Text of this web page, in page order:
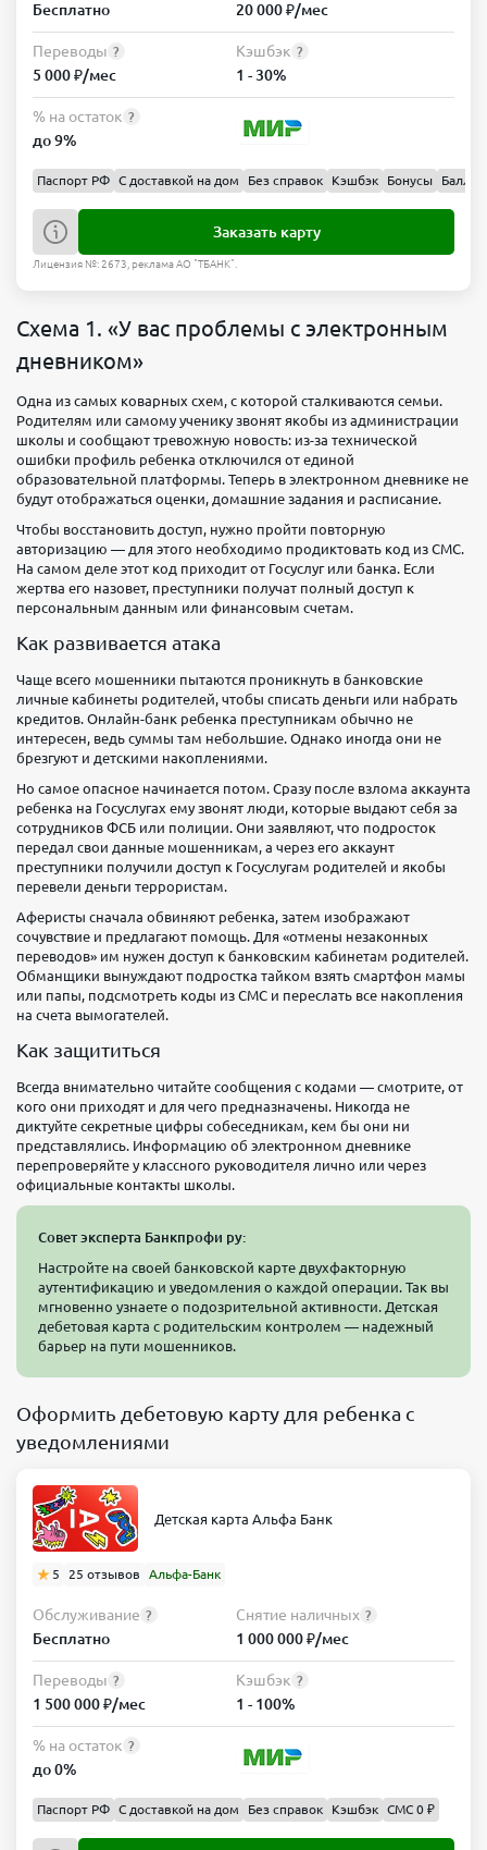
Бесплатно 20 000 ₽/мес
Переводы ?
5 000 ₽/мес
Кэшбэк ?
1 - 30%
% на остаток ?
до 9%
Паспорт РФ С доставкой на дом Без справок Кэшбэк Бонусы Баллы
Заказать карту
Лицензия №: 2673, реклама АО "ТБАНК".
Схема 1. «У вас проблемы с электронным
дневником»
Одна из самых коварных схем, с которой сталкиваются семьи.
Родителям или самому ученику звонят якобы из администрации
школы и сообщают тревожную новость: из-за технической
ошибки профиль ребенка отключился от единой
образовательной платформы. Теперь в электронном дневнике не
будут отображаться оценки, домашние задания и расписание.
Чтобы восстановить доступ, нужно пройти повторную
авторизацию — для этого необходимо продиктовать код из СМС.
На самом деле этот код приходит от Госуслуг или банка. Если
жертва его назовет, преступники получат полный доступ к
персональным данным или финансовым счетам.
Как развивается атака
Чаще всего мошенники пытаются проникнуть в банковские
личные кабинеты родителей, чтобы списать деньги или набрать
кредитов. Онлайн-банк ребенка преступникам обычно не
интересен, ведь суммы там небольшие. Однако иногда они не
брезгуют и детскими накоплениями.
Но самое опасное начинается потом. Сразу после взлома аккаунта
ребенка на Госуслугах ему звонят люди, которые выдают себя за
сотрудников ФСБ или полиции. Они заявляют, что подросток
передал свои данные мошенникам, а через его аккаунт
преступники получили доступ к Госуслугам родителей и якобы
перевели деньги террористам.
Аферисты сначала обвиняют ребенка, затем изображают
сочувствие и предлагают помощь. Для «отмены незаконных
переводов» им нужен доступ к банковским кабинетам родителей.
Обманщики вынуждают подростка тайком взять смартфон мамы
или папы, подсмотреть коды из СМС и переслать все накопления
на счета вымогателей.
Как защититься
Всегда внимательно читайте сообщения с кодами — смотрите, от
кого они приходят и для чего предназначены. Никогда не
диктуйте секретные цифры собеседникам, кем бы они ни
представлялись. Информацию об электронном дневнике
перепроверяйте у классного руководителя лично или через
официальные контакты школы.
Совет эксперта Банкпрофи ру:
Настройте на своей банковской карте двухфакторную
аутентификацию и уведомления о каждой операции. Так вы
мгновенно узнаете о подозрительной активности. Детская
дебетовая карта с родительским контролем — надежный
барьер на пути мошенников.
Оформить дебетовую карту для ребенка с
уведомлениями
Детская карта Альфа Банк
5 25 отзывов Альфа-Банк
Обслуживание ?
Бесплатно
Снятие наличных ?
1 000 000 ₽/мес
Переводы ?
1 500 000 ₽/мес
Кэшбэк ?
1 - 100%
% на остаток ?
до 0%
Паспорт РФ С доставкой на дом Без справок Кэшбэк СМС 0 ₽